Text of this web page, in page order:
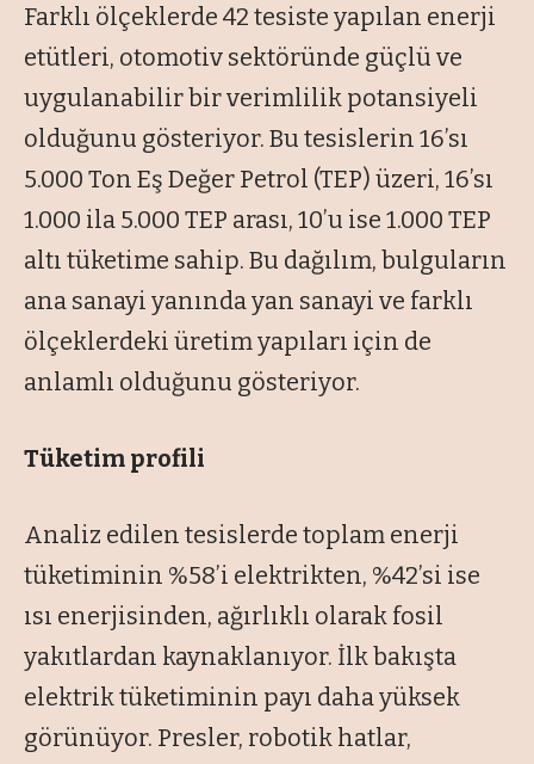
Farklı ölçeklerde 42 tesiste yapılan enerji
etütleri, otomotiv sektöründe güçlü ve
uygulanabilir bir verimlilik potansiyeli
olduğunu gösteriyor. Bu tesislerin 16’sı
5.000 Ton Eş Değer Petrol (TEP) üzeri, 16’sı
1.000 ila 5.000 TEP arası, 10’u ise 1.000 TEP
altı tüketime sahip. Bu dağılım, bulguların
ana sanayi yanında yan sanayi ve farklı
ölçeklerdeki üretim yapıları için de
anlamlı olduğunu gösteriyor.
Tüketim profili
Analiz edilen tesislerde toplam enerji
tüketiminin %58’i elektrikten, %42’si ise
ısı enerjisinden, ağırlıklı olarak fosil
yakıtlardan kaynaklanıyor. İlk bakışta
elektrik tüketiminin payı daha yüksek
görünüyor. Presler, robotik hatlar,